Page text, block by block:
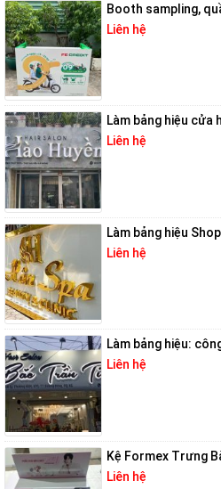
Booth sampling,
Liên hệ
Làm bảng hiệu cửa
Liên hệ
Làm bảng hiệu Shop
Liên hệ
Làm bảng hiệu:
Liên hệ
Kệ Formex Trưng
Liên hệ